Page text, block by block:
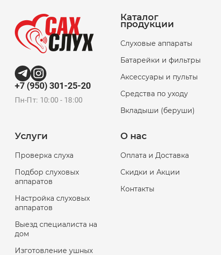
+7 (950) 301-25-20
Пн-Пт: 10:00 - 18:00
Каталог
продукции
Слуховые аппараты
Батарейки и фильтры
Аксессуары и пульты
Средства по уходу
Вкладыши (беруши)
Услуги
Проверка слуха
Подбор слуховых
аппаратов
Настройка слуховых
аппаратов
Выезд специалиста на
дом
Изготовление ушных
О нас
Оплата и Доставка
Скидки и Акции
Контакты